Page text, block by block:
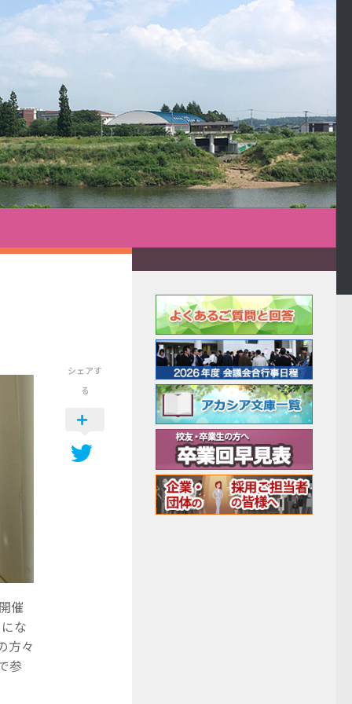
催
な
方々
参
シェアす
る